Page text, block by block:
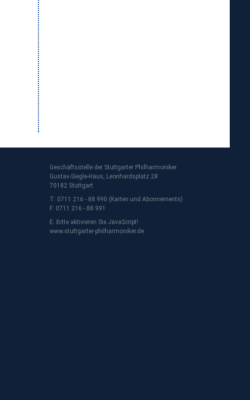
Geschäftsstelle der Stuttgarter Philharmoniker
Gustav-Siegle-Haus, Leonhardsplatz 28
70182 Stuttgart
T: 0711 216 - 88 990 (Karten und Abonnements)
F: 0711 216 - 88 991
E: Bitte aktivieren Sie JavaScript!
www.stuttgarter-philharmoniker.de